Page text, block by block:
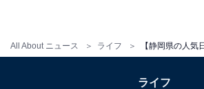
All About ニュース ライフ
土・日・祝：1200円
ライフ